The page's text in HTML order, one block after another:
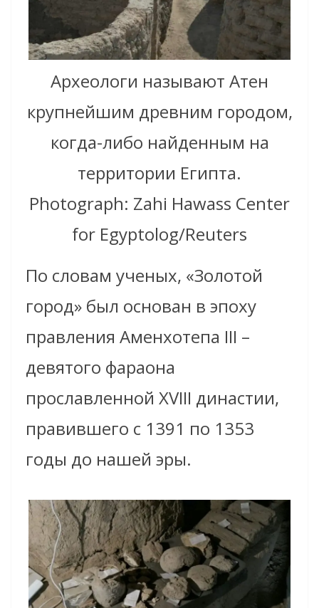
Археологи называют Атен
крупнейшим древним городом,
когда-либо найденным на
территории Египта.
Photograph: Zahi Hawass Center
for Egyptolog/Reuters
По словам ученых, «Золотой
город» был основан в эпоху
правления Аменхотепа III –
девятого фараона
прославленной XVIII династии,
правившего с 1391 по 1353
годы до нашей эры.